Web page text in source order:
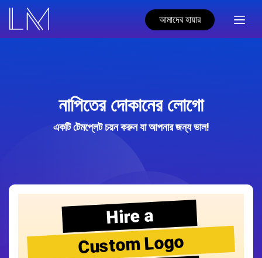
আমাদের হায়ার
নাপিতের দোকানের লোগো
একটি টেমপ্লেট চয়ন করুন যা আপনার জন্য ভাল!
Hire a
Custom Logo